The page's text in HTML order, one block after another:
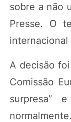
sobre a não
Presse. O
A decisão
Comissão
surpresa”
normalmente.